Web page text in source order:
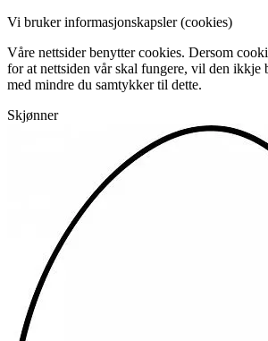
Vi bruker informasjonskapsler (cookies)
Våre nettsider benytter cookies. Dersom
for at nettsiden vår skal fungere, vil den ikkje
med mindre du samtykker til dette.
Skjønner